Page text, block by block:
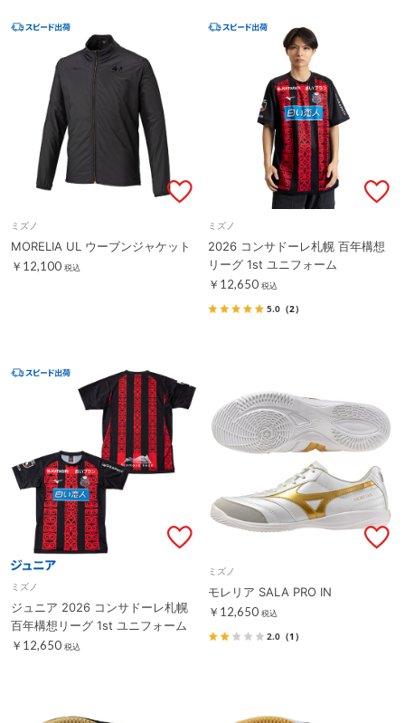
ミズノ
MORELIA UL ウーブンジャケット
￥12,100 税込
ミズノ
2026 コンサドーレ札幌 百年構想
リーグ 1st ユニフォーム
￥12,650 税込
5.0 （2）
ミズノ
ジュニア 2026 コンサドーレ札幌
百年構想リーグ 1st ユニフォーム
￥12,650 税込
ミズノ
モレリア SALA PRO IN
￥12,650 税込
2.0 （1）